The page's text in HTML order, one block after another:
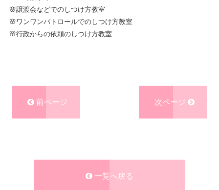
🌸譲渡会などでのしつけ方教室
🌸ワンワンパトロールでのしつけ方教室
🌸行政からの依頼のしつけ方教室
前ページ 次ページ
一覧へ戻る